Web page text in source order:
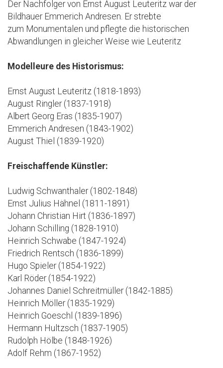
Der Nachfolger von Ernst August Leuteritz war der
Bildhauer Emmerich Andresen. Er strebte
zum Monumentalen und pflegte die historischen
Abwandlungen in gleicher Weise wie Leuteritz
Modelleure des Historismus:
Ernst August Leuteritz (1818-1893)
August Ringler (1837-1918)
Albert Georg Eras (1835-1907)
Emmerich Andresen (1843-1902)
August Thiel (1839-1920)
Freischaffende Künstler:
Ludwig Schwanthaler (1802-1848)
Ernst Julius Hähnel (1811-1891)
Johann Christian Hirt (1836-1897)
Johann Schilling (1828-1910)
Heinrich Schwabe (1847-1924)
Friedrich Rentsch (1836-1899)
Hugo Spieler (1854-1922)
Karl Röder (1854-1922)
Johannes Daniel Schreitmüller (1842-1885)
Heinrich Möller (1835-1929)
Heinrich Goeschl (1839-1896)
Hermann Hultzsch (1837-1905)
Rudolph Hölbe (1848-1926)
Adolf Rehm (1867-1952)